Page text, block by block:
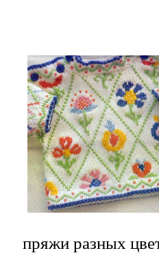
пряжи разных